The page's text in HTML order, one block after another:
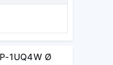
1UQ4W Ø